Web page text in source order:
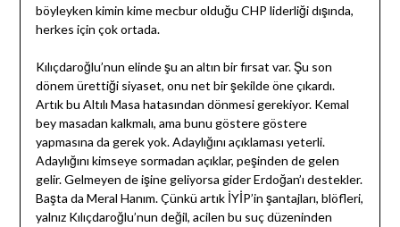
böyleyken kimin kime mecbur olduğu CHP liderliği dışında,
herkes için çok ortada.
Kılıçdaroğlu’nun elinde şu an altın bir fırsat var. Şu son
dönem ürettiği siyaset, onu net bir şekilde öne çıkardı.
Artık bu Altılı Masa hatasından dönmesi gerekiyor. Kemal
bey masadan kalkmalı, ama bunu göstere göstere
yapmasına da gerek yok. Adaylığını açıklaması yeterli.
Adaylığını kimseye sormadan açıklar, peşinden de gelen
gelir. Gelmeyen de işine geliyorsa gider Erdoğan’ı destekler.
Başta da Meral Hanım. Çünkü artık İYİP’in şantajları, blöfleri,
yalnız Kılıçdaroğlu’nun değil, acilen bu suç düzeninden